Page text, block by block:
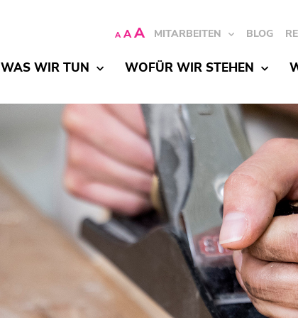
A A A MITARBEITEN BLOG
WAS WIR TUN WOFÜR WIR STEHEN